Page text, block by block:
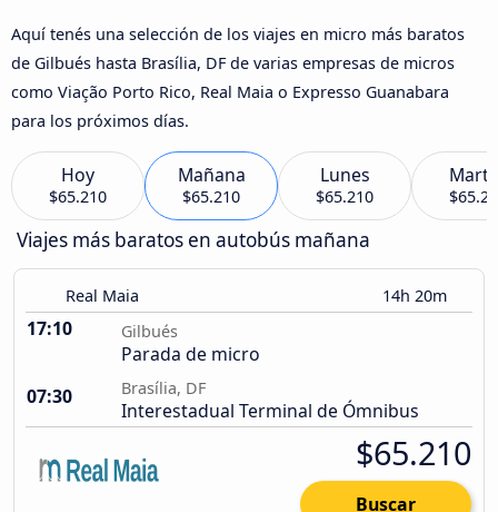
Aquí tenés una selección de los viajes en micro más baratos
de Gilbués hasta Brasília, DF de varias empresas de micros
como Viação Porto Rico, Real Maia o Expresso Guanabara
para los próximos días.
Hoy
$65.210
Mañana
$65.210
Lunes
$65.210
Viajes más baratos en autobús mañana
Real Maia 14h 20m
17:10 Gilbués
Parada de micro
07:30
Brasília, DF
Interestadual Terminal de Ómnibus
$65.210
Buscar